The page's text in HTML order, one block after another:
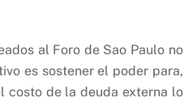
al Foro de Sao Paulo no
es sostener el poder para,
costo de la deuda externa lo